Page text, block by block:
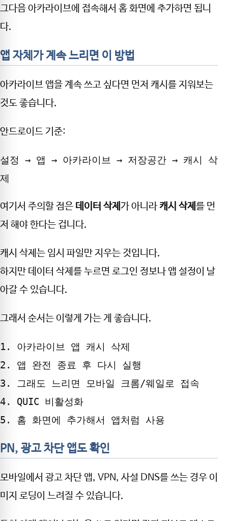
그다음 아카라이브에 접속해서 홈 화면에 추가하면 됩니
다.
앱 자체가 계속 느리면 이 방법
아카라이브 앱을 계속 쓰고 싶다면 먼저 캐시를 지워보는
것도 좋습니다.
안드로이드 기준:
설정 → 앱 → 아카라이브 → 저장공간 → 캐시 삭
제
여기서 주의할 점은 데이터 삭제 가 아니라캐시 삭제 를 먼
저 해야 한다는 겁니다.
캐시 삭제는 임시 파일만 지우는 것입니다.
하지만 데이터 삭제를 누르면 로그인 정보나 앱 설정이 날
아갈 수 있습니다.
그래서 순서는 이렇게 가는 게 좋습니다.
1. 아카라이브 앱 캐시 삭제
2. 앱 완전 종료 후 다시 실행
3. 그래도 느리면 모바일 크롬/웨일로 접속
4. QUIC 비활성화
5. 홈 화면에 추가해서 앱처럼 사용
PN, 광고 차단 앱도 확인
모바일에서 광고 차단 앱, VPN, 사설 DNS를 쓰는 경우 이
미지 로딩이 느려질 수 있습니다.